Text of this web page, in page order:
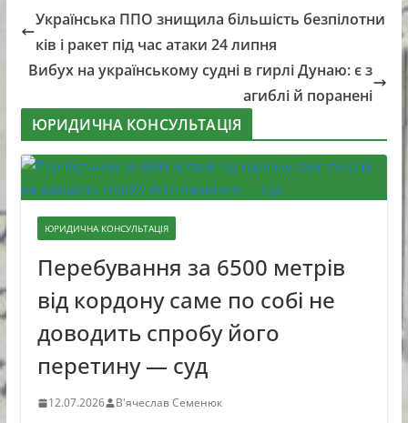
Українська ППО знищила більшість безпілотни
ків і ракет під час атаки 24 липня
Вибух на українському судні в гирлі Дунаю: є з
агиблі й поранені
ЮРИДИЧНА КОНСУЛЬТАЦІЯ
ЮРИДИЧНА КОНСУЛЬТАЦІЯ
Перебування за 6500 метрів
від кордону саме по собі не
доводить спробу його
перетину — суд
12.07.2026 В'ячеслав Семенюк